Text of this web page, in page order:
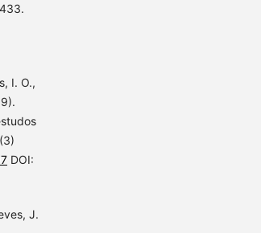
I. O.,
DOI:
J.